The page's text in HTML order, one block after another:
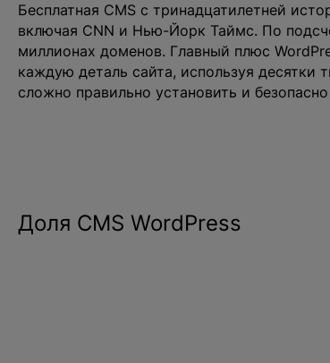
Бесплатная CMS с тринадцатилетней
включая CNN и Нью-Йорк Таймс. По
миллионах доменов. Главный плюс
каждую деталь сайта, используя десятки
сложно правильно установить и
Доля CMS WordPress